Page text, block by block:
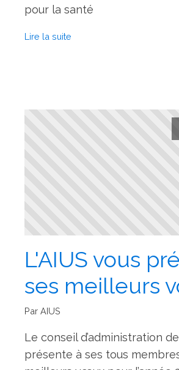
pour la santé
Lire la suite
L'AIUS vous
ses meilleurs
Par AIUS
Le conseil d’administration de
présente à ses tous